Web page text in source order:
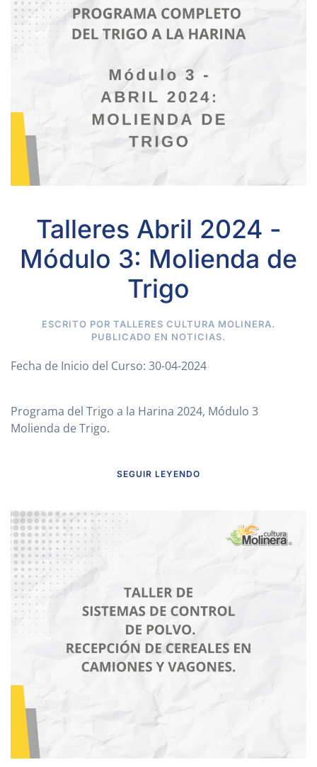
Talleres Abril 2024 -
Módulo 3: Molienda de
Trigo
ESCRITO POR TALLERES CULTURA MOLINERA.
PUBLICADO EN NOTICIAS.
Fecha de Inicio del Curso: 30-04-2024
Programa del Trigo a la Harina 2024, Módulo 3
Molienda de Trigo.
SEGUIR LEYENDO